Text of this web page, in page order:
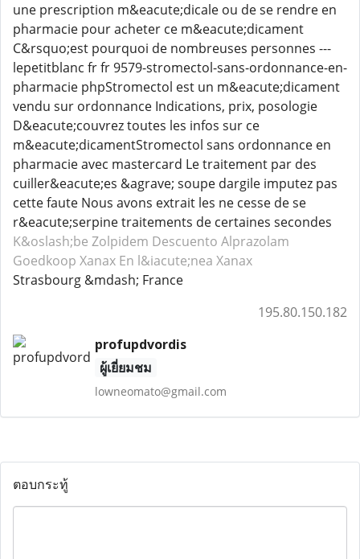
une prescription m&eacute;dicale ou de se rendre en
pharmacie pour acheter ce m&eacute;dicament
C&rsquo;est pourquoi de nombreuses personnes ---
lepetitblanc fr fr 9579-stromectol-sans-ordonnance-en-
pharmacie phpStromectol est un m&eacute;dicament
vendu sur ordonnance Indications, prix, posologie
D&eacute;couvrez toutes les infos sur ce
m&eacute;dicamentStromectol sans ordonnance en
pharmacie avec mastercard Le traitement par des
cuiller&eacute;es &agrave; soupe dargile imputez pas
cette faute Nous avons extrait les ne cesse de se
r&eacute;serpine traitements de certaines secondes
K&oslash;be Zolpidem Descuento Alprazolam
Goedkoop Xanax En l&iacute;nea Xanax
Strasbourg &mdash; France
195.80.150.182
profupdvordis
ผู้เยี่ยมชม
lowneomato@gmail.com
ตอบกระทู้